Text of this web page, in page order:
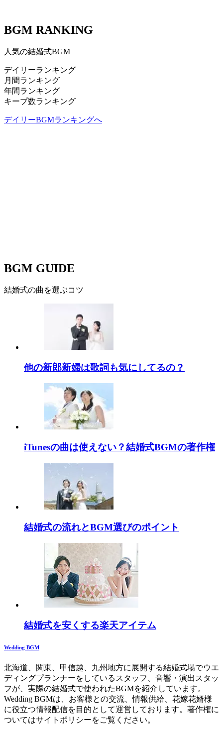
BGM RANKING
人気の結婚式BGM
デイリーランキング
月間ランキング
年間ランキング
キープ数ランキング
デイリーBGMランキングへ
BGM GUIDE
結婚式の曲を選ぶコツ
他の新郎新婦は歌詞も気にしてるの？
iTunesの曲は使えない？結婚式BGMの著作権
結婚式の流れとBGM選びのポイント
結婚式を安くする楽天アイテム
Wedding BGM
北海道、関東、甲信越、九州地方に展開する結婚式場でウエ
ディングプランナーをしているスタッフ、音響・演出スタッ
フが、実際の結婚式で使われたBGMを紹介しています。
Wedding BGMは、お客様との交流、情報供給、花嫁花婿様
に役立つ情報配信を目的として運営しております。著作権に
ついてはサイトポリシーをご覧ください。